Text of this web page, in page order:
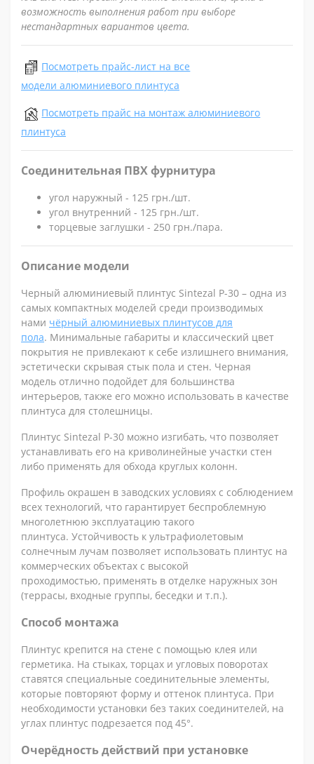
возможность выполнения работ при выборе
нестандартных вариантов цвета.
Посмотреть прайс-лист на все
модели алюминиевого плинтуса
Посмотреть прайс на монтаж алюминиевого
плинтуса
Соединительная ПВХ фурнитура
угол наружный - 125 грн./шт.
угол внутренний - 125 грн./шт.
торцевые заглушки - 250 грн./пара.
Описание модели
Черный алюминиевый плинтус Sintezal P-30 – одна из
самых компактных моделей среди производимых
нами чёрный алюминиевых плинтусов для
пола. Минимальные габариты и классический цвет
покрытия не привлекают к себе излишнего внимания,
эстетически скрывая стык пола и стен. Черная
модель отлично подойдет для большинства
интерьеров, также его можно использовать в качестве
плинтуса для столешницы.
Плинтус Sintezal Р-30 можно изгибать, что позволяет
устанавливать его на криволинейные участки стен
либо применять для обхода круглых колонн.
Профиль окрашен в заводских условиях с соблюдением
всех технологий, что гарантирует беспроблемную
многолетнюю эксплуатацию такого
плинтуса. Устойчивость к ультрафиолетовым
солнечным лучам позволяет использовать плинтус на
коммерческих объектах с высокой
проходимостью, применять в отделке наружных зон
(террасы, входные группы, беседки и т.п.).
Способ монтажа
Плинтус крепится на стене с помощью клея или
герметика. На стыках, торцах и угловых поворотах
ставятся специальные соединительные элементы,
которые повторяют форму и оттенок плинтуса. При
необходимости установки без таких соединителей, на
углах плинтус подрезается под 45°.
Очерёдность действий при установке